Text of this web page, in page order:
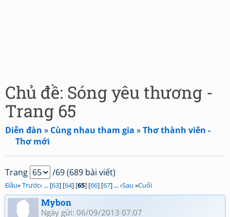
Chủ đề: Sóng yêu thương -
Trang 65
Diễn đàn » Cùng nhau tham gia »Thơ thành viên -
Thơ mới
Trang /69 (689 bài viết)
Đầu«Trước‹ ... [63] [64] [65] [66] [67] ... ›Sau »Cuối
Mybon
Ngày gửi: 06/09/2013 07:07